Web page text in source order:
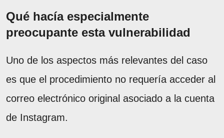
Qué hacía especialmente
preocupante esta vulnerabilidad
Uno de los aspectos más relevantes del caso
es que el procedimiento no requería acceder al
correo electrónico original asociado a la cuenta
de Instagram.